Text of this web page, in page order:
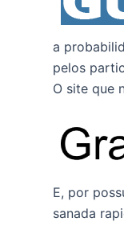
a
pelos
O site que
E, por
sanada